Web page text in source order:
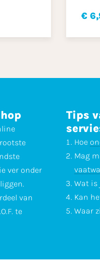
€
ver onder
van
te
Tips
Hoe
Mag
Wat
Kan
Waar